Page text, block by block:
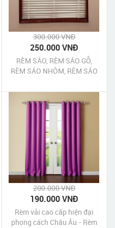
300.000 VNĐ
250.000 VNĐ
RÈM SÁO, RÈM SÁO GỖ,
RÈM SÁO NHÔM, RÈM SÁO
200.000 VNĐ
190.000 VNĐ
Rèm vải cao cấp hiện đại
phong cách Châu Âu - Rèm